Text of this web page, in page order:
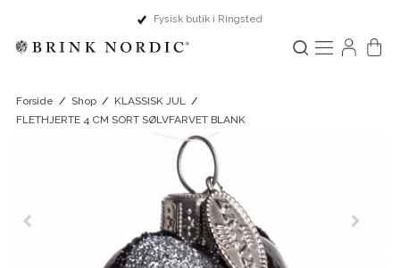
Dansk design & Europæisk håndværk
Forside / Shop / KLASSISK JUL /
FLETHJERTE 4 CM SORT SØLVFARVET BLANK